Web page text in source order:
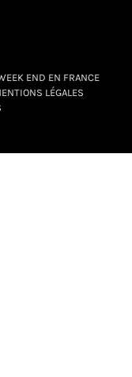
END EN FRANCE
LÉGALES